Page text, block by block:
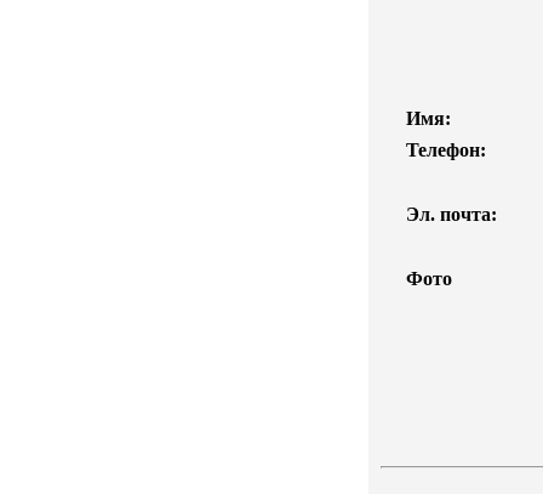
Имя:
Телефон:
Эл. почта:
Фото